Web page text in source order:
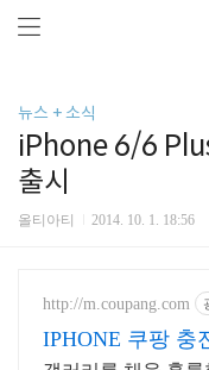
뉴스 + 소식
iPhone 6/6
출시
올티아티 2014. 10. 1. 18:56
http://m.coupang.com
IPHONE 쿠팡 충